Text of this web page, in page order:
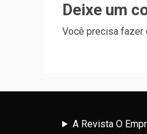
Deixe um
Você precisa fazer
A Revista O